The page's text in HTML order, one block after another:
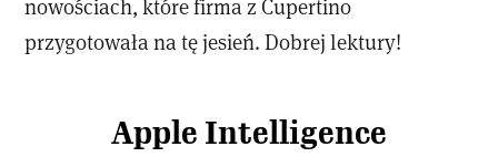
nowościach, które firma z Cupertino
przygotowała na tę jesień. Dobrej lektury!
Apple Intelligence